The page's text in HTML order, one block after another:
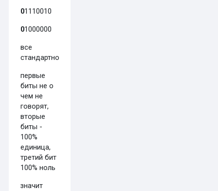
01110010
01000000
все
стандартно:
первые
биты не о
чем не
говорят,
вторые
биты -
100%
единица,
третий бит
100% ноль
значит